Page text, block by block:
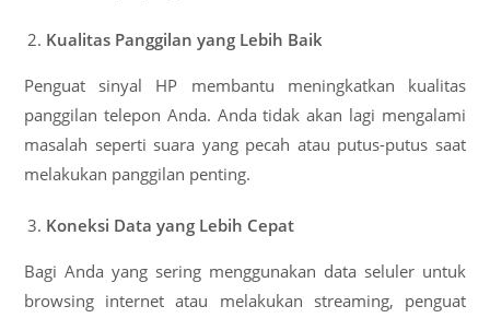
Kualitas Panggilan yang Lebih Baik
Penguat sinyal HP membantu meningkatkan kualitas
panggilan telepon Anda. Anda tidak akan lagi mengalami
masalah seperti suara yang pecah atau putus-putus saat
melakukan panggilan penting.
Koneksi Data yang Lebih Cepat
Bagi Anda yang sering menggunakan data seluler untuk
browsing internet atau melakukan streaming, penguat